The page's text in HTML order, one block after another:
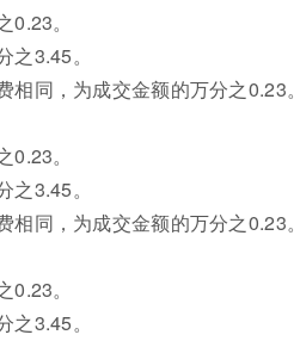
。
3.45。
同，为成交金额的万分之0.23。
。
3.45。
同，为成交金额的万分之0.23。
。
3.45。